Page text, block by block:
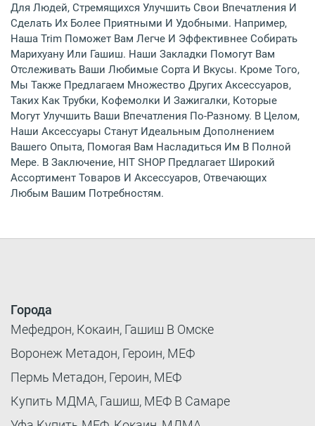
Для Людей, Стремящихся Улучшить Свои Впечатления И
Сделать Их Более Приятными И Удобными. Например,
Наша Trim Поможет Вам Легче И Эффективнее Собирать
Марихуану Или Гашиш. Наши Закладки Помогут Вам
Отслеживать Ваши Любимые Сорта И Вкусы. Кроме Того,
Мы Также Предлагаем Множество Других Аксессуаров,
Таких Как Трубки, Кофемолки И Зажигалки, Которые
Могут Улучшить Ваши Впечатления По-Разному. В Целом,
Наши Аксессуары Станут Идеальным Дополнением
Вашего Опыта, Помогая Вам Насладиться Им В Полной
Мере. В Заключение, HIT SHOP Предлагает Широкий
Ассортимент Товаров И Аксессуаров, Отвечающих
Любым Вашим Потребностям.
Города
Мефедрон, Кокаин, Гашиш В Омске
Воронеж Метадон, Героин, МЕФ
Пермь Метадон, Героин, МЕФ
Купить МДМА, Гашиш, МЕФ В Самаре